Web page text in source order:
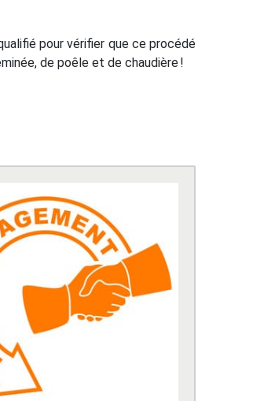
pour vérifier que ce procédé
de poêle et de chaudière !